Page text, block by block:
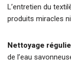
L’entretien du
produits miracles
Nettoyage
de l’eau